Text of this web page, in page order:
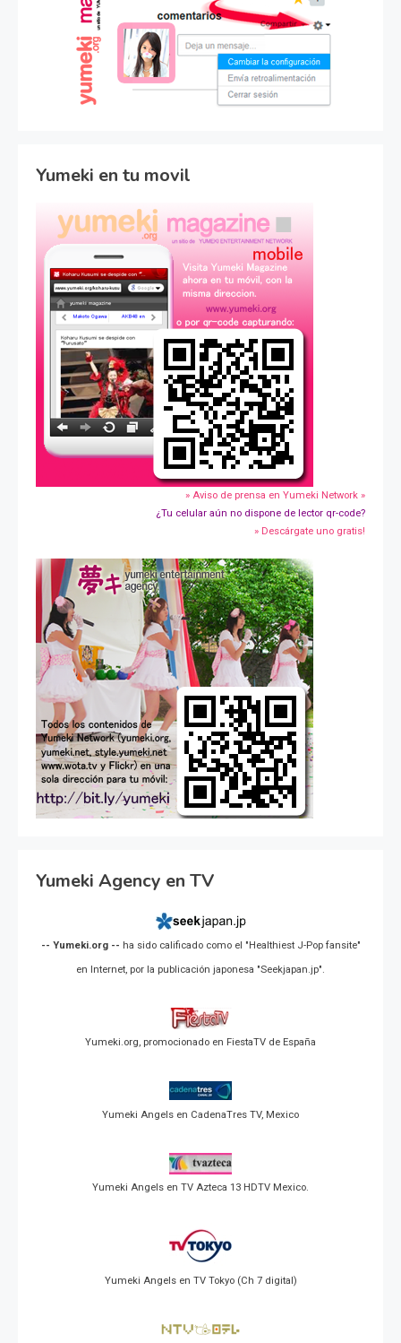
Yumeki en tu movil
» Aviso de prensa en Yumeki Network »
¿Tu celular aún no dispone de lector qr-code?
» Descárgate uno gratis!
Yumeki Agency en TV
-- Yumeki.org -- ha sido calificado como el "Healthiest J-Pop fansite"
en Internet, por la publicación japonesa "Seekjapan.jp".
Yumeki.org, promocionado en FiestaTV de España
Yumeki Angels en CadenaTres TV, Mexico
Yumeki Angels en TV Azteca 13 HDTV Mexico.
Yumeki Angels en TV Tokyo (Ch 7 digital)